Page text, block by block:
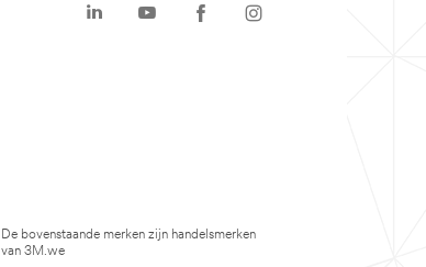
De bovenstaande merken zijn handelsmerken
van 3M.we